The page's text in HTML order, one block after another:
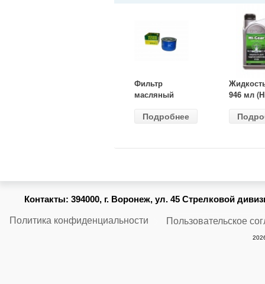
Фильтр
масляный
(MANN) W
Подробнее
946 мл
Контакты: 394000, г. Воронеж, ул. 45 Стрелковой
Политика конфиденциальности Пользовательское